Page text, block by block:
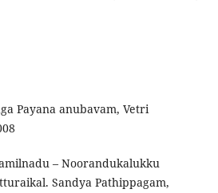
Payana anubavam, Vetri
– Noorandukalukku
Sandya Pathippagam,